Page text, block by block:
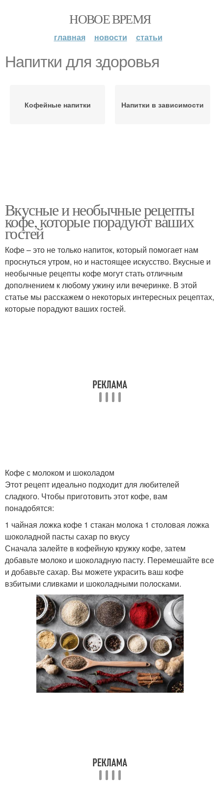
НОВОЕ ВРЕМЯ
главная новости статьи
Напитки для здоровья
Кофейные напитки Напитки в зависимости
Вкусные и необычные рецепты
кофе, которые порадуют ваших
гостей
Кофе – это не только напиток, который помогает нам
проснуться утром, но и настоящее искусство. Вкусные и
необычные рецепты кофе могут стать отличным
дополнением к любому ужину или вечеринке. В этой
статье мы расскажем о некоторых интересных рецептах,
которые порадуют ваших гостей.
Кофе с молоком и шоколадом
Этот рецепт идеально подходит для любителей
сладкого. Чтобы приготовить этот кофе, вам
понадобятся:
1 чайная ложка кофе 1 стакан молока 1 столовая ложка
шоколадной пасты сахар по вкусу
Сначала залейте в кофейную кружку кофе, затем
добавьте молоко и шоколадную пасту. Перемешайте все
и добавьте сахар. Вы можете украсить ваш кофе
взбитыми сливками и шоколадными полосками.